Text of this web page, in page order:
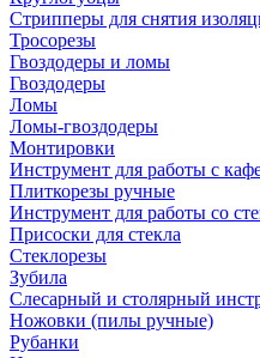
Стрипперы для снятия
Тросорезы
Гвоздодеры и ломы
Гвоздодеры
Ломы
Ломы-гвоздодеры
Монтировки
Инструмент для работы с
Плиткорезы ручные
Инструмент для работы со
Присоски для стекла
Стеклорезы
Зубила
Слесарный и столярный
Ножовки (пилы ручные)
Рубанки